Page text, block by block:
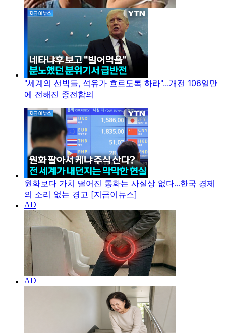
"세계의 선박들, 석유가 흐르도록 하라"...개전 106일만
에 전해진 종전합의
원화보다 가치 떨어진 통화는 사실상 없다...한국 경제
의 소리 없는 경고 [지금이뉴스]